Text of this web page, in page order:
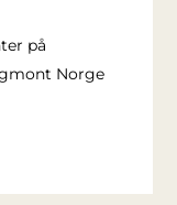
på
Norge